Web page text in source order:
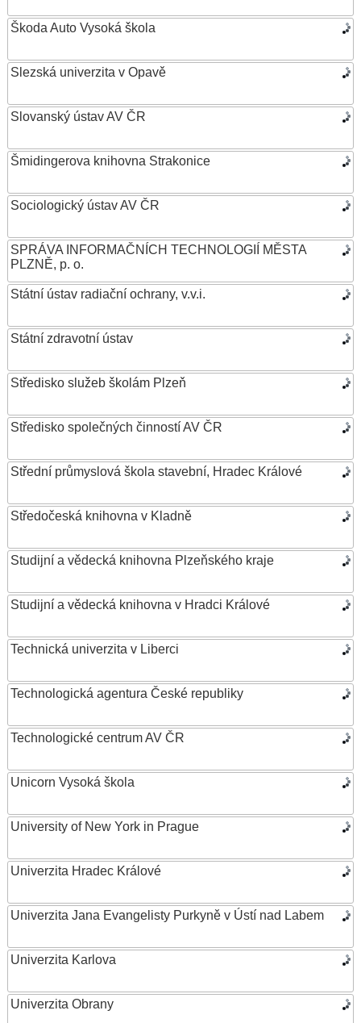
Škoda Auto Vysoká škola
Slezská univerzita v Opavě
Slovanský ústav AV ČR
Šmidingerova knihovna Strakonice
Sociologický ústav AV ČR
SPRÁVA INFORMAČNÍCH TECHNOLOGIÍ MĚSTA
PLZNĚ, p. o.
Státní ústav radiační ochrany, v.v.i.
Státní zdravotní ústav
Středisko služeb školám Plzeň
Středisko společných činností AV ČR
Střední průmyslová škola stavební, Hradec Králové
Středočeská knihovna v Kladně
Studijní a vědecká knihovna Plzeňského kraje
Studijní a vědecká knihovna v Hradci Králové
Technická univerzita v Liberci
Technologická agentura České republiky
Technologické centrum AV ČR
Unicorn Vysoká škola
University of New York in Prague
Univerzita Hradec Králové
Univerzita Jana Evangelisty Purkyně v Ústí nad Labem
Univerzita Karlova
Univerzita Obrany